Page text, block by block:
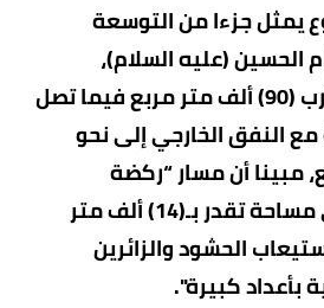
يمثل جزءا من التوسعة
الحسين (عليه السلام)،
بمساحة بنائية تقارب (90) ألف متر مربع فيما تصل
النفق الخارجي إلى نحو
مبينا أن مسار “ركضة
طويريج” يمتد على مساحة تقدر بـ(14) ألف متر
الحشود والزائرين
بأعداد كبيرة".